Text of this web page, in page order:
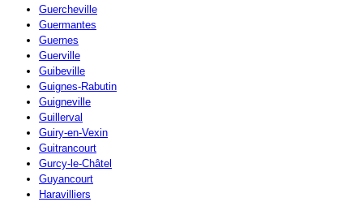
Guercheville
Guermantes
Guernes
Guerville
Guibeville
Guignes-Rabutin
Guigneville
Guillerval
Guiry-en-Vexin
Guitrancourt
Gurcy-le-Châtel
Guyancourt
Haravilliers